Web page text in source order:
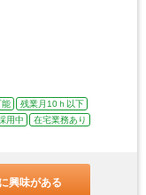
能
残業月10ｈ以下
用中
在宅業務あり
興味がある